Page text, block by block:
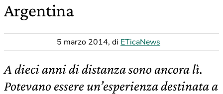
Argentina
5 marzo 2014, di ETicaNews
A dieci anni di distanza sono ancora lì.
Potevano essere un’esperienza destinata a